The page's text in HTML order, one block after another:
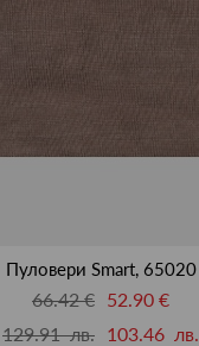
Пуловери Smart, 65020
66.42 € 52.90 €
129.91 лв. 103.46 лв.